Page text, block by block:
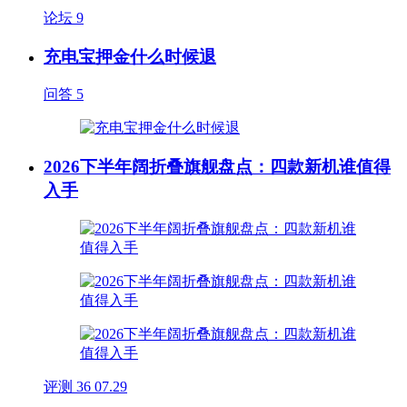
论坛 9
充电宝押金什么时候退
问答 5
2026下半年阔折叠旗舰盘点：四款新机谁值得
入手
评测 36 07.29